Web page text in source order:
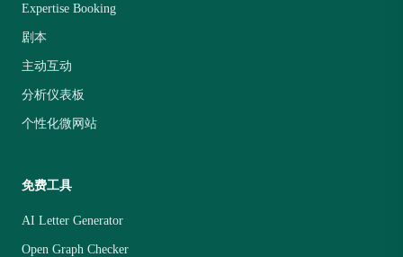
Expertise Booking
剧本
主动互动
分析仪表板
个性化微网站
免费工具
AI Letter Generator
Open Graph Checker